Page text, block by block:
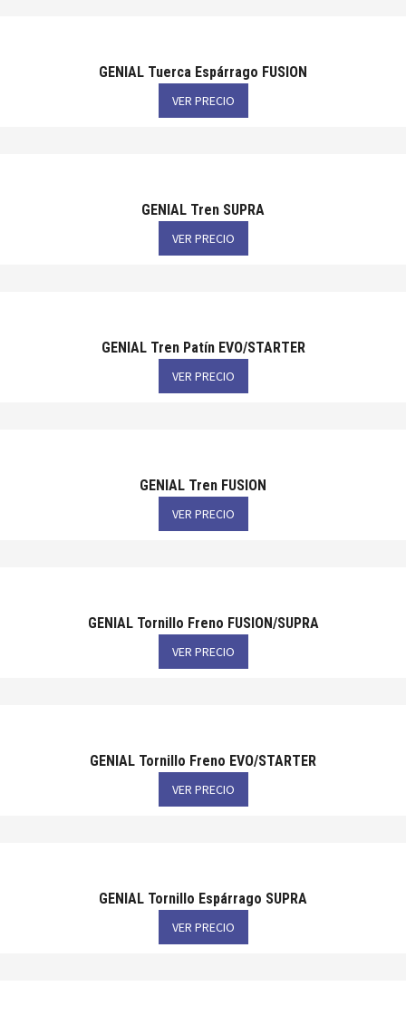
GENIAL Tuerca Espárrago FUSION
VER PRECIO
GENIAL Tren SUPRA
VER PRECIO
GENIAL Tren Patín EVO/STARTER
VER PRECIO
GENIAL Tren FUSION
VER PRECIO
GENIAL Tornillo Freno FUSION/SUPRA
VER PRECIO
GENIAL Tornillo Freno EVO/STARTER
VER PRECIO
GENIAL Tornillo Espárrago SUPRA
VER PRECIO